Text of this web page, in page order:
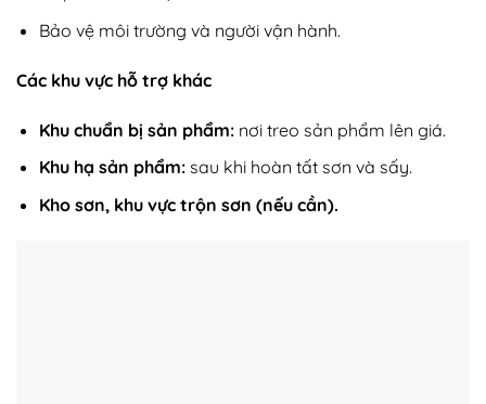
Bảo vệ môi trường và người vận hành.
Các khu vực hỗ trợ khác
Khu chuẩn bị sản phẩm:nơi treo sản phẩm lên giá.
Khu hạ sản phẩm:sau khi hoàn tất sơn và sấy.
Kho sơn, khu vực trộn sơn (nếu cần).